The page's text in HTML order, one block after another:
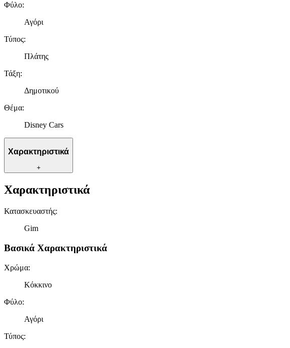
Φύλο:
Αγόρι
Τύπος:
Πλάτης
Τάξη:
Δημοτικού
Θέμα:
Disney Cars
Χαρακτηριστικά
+
Χαρακτηριστικά
Κατασκευαστής:
Gim
Βασικά Χαρακτηριστικά
Χρώμα:
Κόκκινο
Φύλο:
Αγόρι
Τύπος: